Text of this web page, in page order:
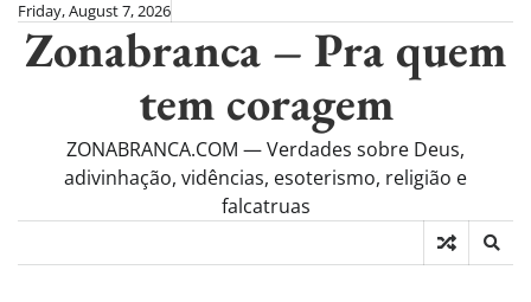
Skip
content
Friday, August 7, 2026
Zonabranca – Pra quem
tem coragem
ZONABRANCA.COM — Verdades sobre Deus,
adivinhação, vidências, esoterismo, religião e
falcatruas